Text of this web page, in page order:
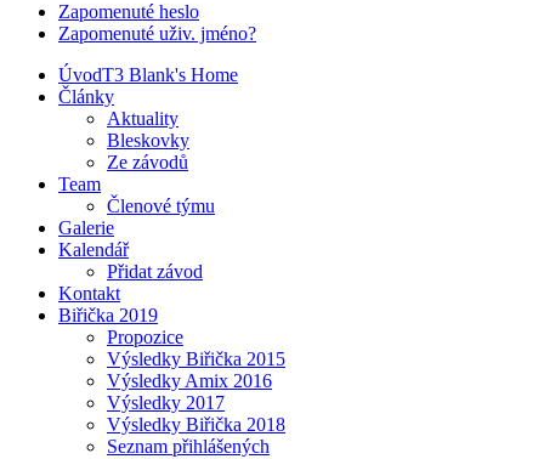
Zapomenuté heslo
Zapomenuté uživ. jméno?
ÚvodT3 Blank's Home
Články
Aktuality
Bleskovky
Ze závodů
Team
Členové týmu
Galerie
Kalendář
Přidat závod
Kontakt
Biřička 2019
Propozice
Výsledky Biřička 2015
Výsledky Amix 2016
Výsledky 2017
Výsledky Biřička 2018
Seznam přihlášených